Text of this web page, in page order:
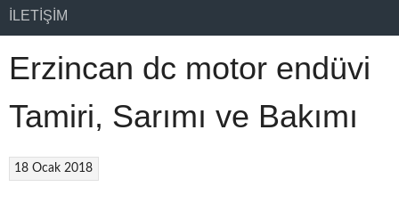
İLETIŞIM
Erzincan dc motor endüvi
Tamiri, Sarımı ve Bakımı
18 Ocak 2018